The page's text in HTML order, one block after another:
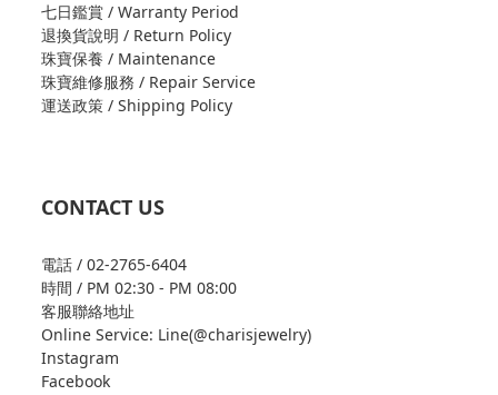
七日鑑賞 / Warranty Period
退換貨說明 / Return Policy
珠寶保養 / Maintenance
珠寶維修服務 / Repair Service
運送政策 / Shipping Policy
CONTACT US
電話 / 02-2765-6404
時間 / PM 02:30 - PM 08:00
客服聯絡地址
Online Service: Line(@charisjewelry)
Instagram
Facebook